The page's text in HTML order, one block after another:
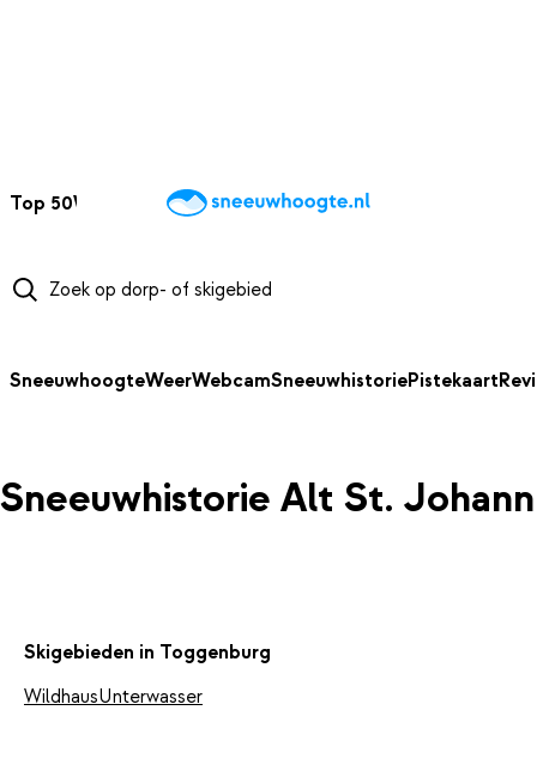
Top 50Webcams WintersportweerKaarten
SneeuwhoogteWeerWebcamSneeuwhistoriePistekaart
Sneeuwhistorie Alt St. Johann
Skigebieden in Toggenburg
WildhausUnterwasser